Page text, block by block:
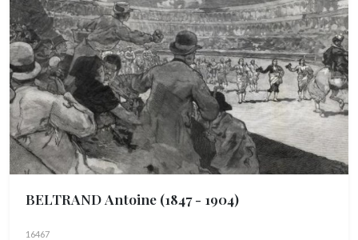
BELTRAND Antoine (1847 - 1904)
16467